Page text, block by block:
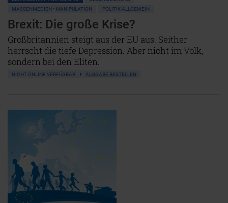
MASSENMEDIEN • MANIPULATION
POLITIK ALLGEMEIN
Brexit: Die große Krise?
Großbritannien steigt aus der EU aus. Seither
herrscht die tiefe Depression. Aber nicht im Volk,
sondern bei den Eliten.
NICHT ONLINE VERFÜGBAR AUSGABE BESTELLEN